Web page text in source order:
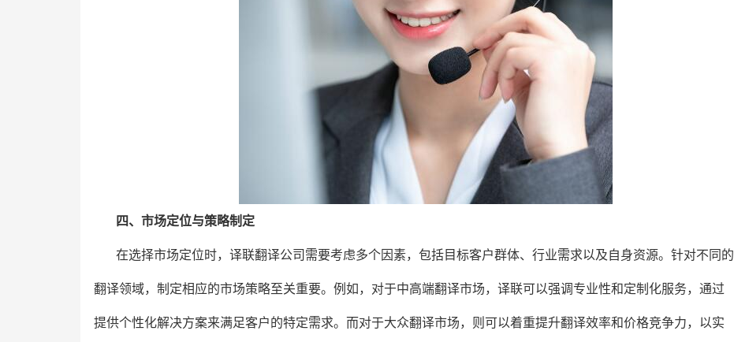
四、市场定位与策略制定
在选择市场定位时，译联翻译公司需要考虑多个因素，包括目标客户群体、行业需求以及自身资源。针对不同的
翻译领域，制定相应的市场策略至关重要。例如，对于中高端翻译市场，译联可以强调专业性和定制化服务，通过
提供个性化解决方案来满足客户的特定需求。而对于大众翻译市场，则可以着重提升翻译效率和价格竞争力，以实